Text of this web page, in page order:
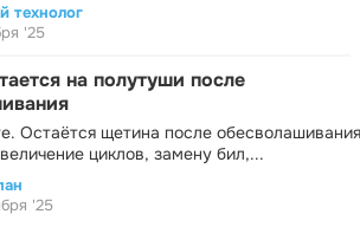
технолог
'25
на полутуши после
Остаётся щетина после
циклов, замену бил,...
'25